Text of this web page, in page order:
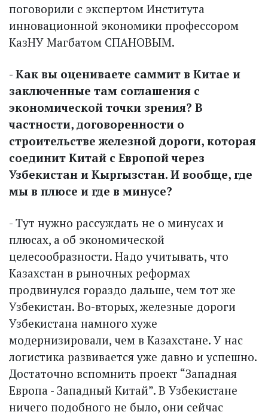
поговорили с экспертом Института
инновационной экономики профессором
КазНУ Магбатом СПАНОВЫМ.
- Как вы оцениваете саммит в Китае и
заключенные там соглашения с
экономической точки зрения? В
частности, договоренности о
строительстве железной дороги, которая
соединит Китай с Европой через
Узбекистан и Кыргызстан. И вообще, где
мы в плюсе и где в минусе?
- Тут нужно рассуждать не о минусах и
плюсах, а об экономической
целесообразности. Надо учитывать, что
Казахстан в рыночных реформах
продвинулся гораздо дальше, чем тот же
Узбекистан. Во-вторых, железные дороги
Узбекистана намного хуже
модернизировали, чем в Казахстане. У нас
логистика развивается уже давно и успешно.
Достаточно вспомнить проект “Западная
Европа - Западный Китай”. В Узбекистане
ничего подобного не было, они сейчас